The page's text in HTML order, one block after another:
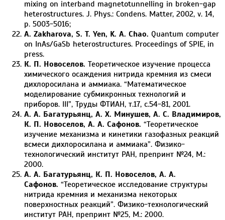
mixing on interband magnetotunnelling in broken-gap
heterostructures. J. Phys.: Condens. Matter, 2002, v. 14,
p. 5003-5016;
A. Zakharova, S. T. Yen, K. A. Chao. Quantum computer
on InAs/GaSb heterostructures. Proceedings of SPIE, in
press.
К. П. Новоселов. Теоретическое изучение процесса
химического осаждения нитрида кремния из смеси
дихлоросилана и аммиака. “Математическое
моделирование субмикронных технологий и
приборов. III”, Труды ФТИАН, т.17, с.54-81, 2001.
А. А. Багатурьянц, А. Х. Минушев, А. С. Владимиров,
К. П. Новоселов, А. А. Сафонов. “Теоретическое
изучение механизма и кинетики газофазных реакций
всмеси дихлоросилана и аммиака”. Физико-
технологический институт РАН, препринт №24, М.:
2000.
А. А. Багатурьянц, К. П. Новоселов, А. А.
Сафонов. “Теоретическое исследование структуры
нитрида кремния и механизма некоторых
поверхностных реакций”. Физико-технологический
институт РАН, препринт №25, М.: 2000.